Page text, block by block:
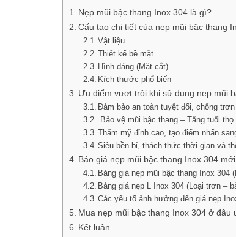
Nẹp mũi bậc thang Inox 304 là gì?
Cấu tạo chi tiết của nẹp mũi bậc thang
Vật liệu
Thiết kế bề mặt
Hình dáng (Mặt cắt)
Kích thước phổ biến
Ưu điểm vượt trội khi sử dụng nẹp mũi
Đảm bảo an toàn tuyệt đối, chống
Bảo vệ mũi bậc thang – Tăng tuổi
Thẩm mỹ đỉnh cao, tạo điểm nhấn
Siêu bền bỉ, thách thức thời gian và
Báo giá nẹp mũi bậc thang Inox 304
Bảng giá nẹp mũi bậc thang Inox 304
Bảng giá nẹp L Inox 304 (Loại trơn –
Các yếu tố ảnh hưởng đến giá nẹp
Mua nẹp mũi bậc thang Inox 304 ở đâu
Kết luận